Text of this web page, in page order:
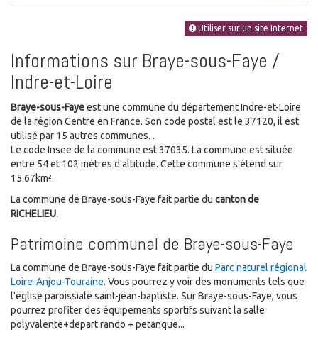
Utiliser sur un site Internet
Informations sur Braye-sous-Faye /
Indre-et-Loire
Braye-sous-Fayeest une commune du département Indre-et-Loire
de la région Centre en France. Son code postal est le 37120, il est
utilisé par 15 autres communes. .
Le code Insee de la commune est 37035. La commune est située
entre 54 et 102 mètres d'altitude. Cette commune s'étend sur
15.67km².
La commune de Braye-sous-Faye fait partie du canton de
RICHELIEU.
Patrimoine communal de Braye-sous-Faye
La commune de Braye-sous-Faye fait partie du Parc naturel régional
Loire-Anjou-Touraine. Vous pourrez y voir des monuments tels que
l'eglise paroissiale saint-jean-baptiste. Sur Braye-sous-Faye, vous
pourrez profiter des équipements sportifs suivant la salle
polyvalente+depart rando + petanque...